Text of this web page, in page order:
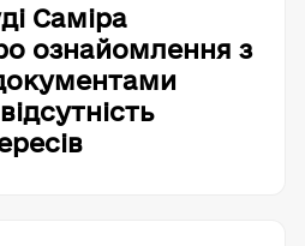
Саміра
ознайомлення з